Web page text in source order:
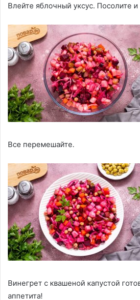
Влейте яблочный уксус. Посолите
Все перемешайте.
Винегрет с квашеной капустой
аппетита!